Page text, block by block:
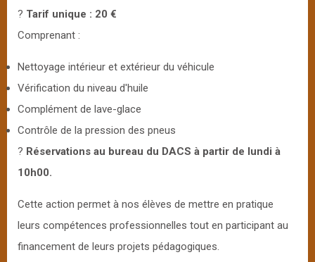
? Tarif unique : 20 €
Comprenant :
Nettoyage intérieur et extérieur du véhicule
Vérification du niveau d'huile
Complément de lave-glace
Contrôle de la pression des pneus
? Réservations au bureau du DACS à partir de lundi à
10h00.
Cette action permet à nos élèves de mettre en pratique
leurs compétences professionnelles tout en participant au
financement de leurs projets pédagogiques.